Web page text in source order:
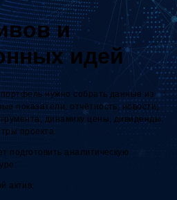
и
идей
нужно собрать данные из
показатели, отчётность, новости,
динамику цены, дивиденды,
проекта.
подготовить аналитическую
актив;